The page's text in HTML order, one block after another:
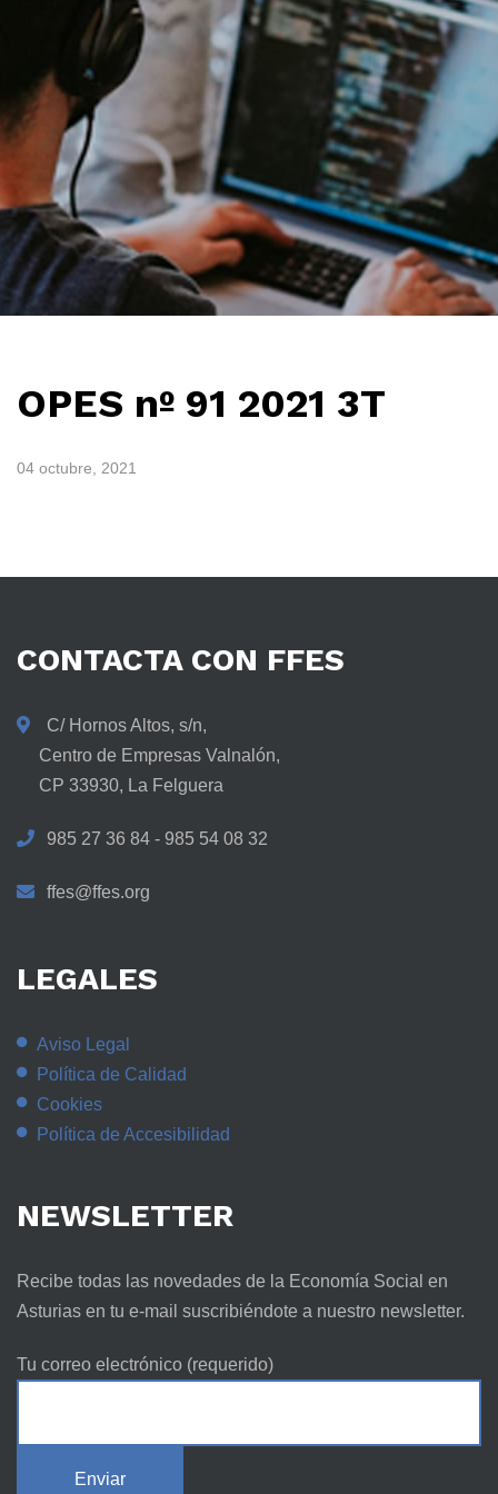
OPES nº 91 2021 3T
04 octubre, 2021
CONTACTA CON FFES
C/ Hornos Altos, s/n,
Centro de Empresas Valnalón,
CP 33930, La Felguera
985 27 36 84 - 985 54 08 32
ffes@ffes.org
LEGALES
Aviso Legal
Política de Calidad
Cookies
Política de Accesibilidad
NEWSLETTER
Recibe todas las novedades de la Economía Social en
Asturias en tu e-mail suscribiéndote a nuestro newsletter.
Tu correo electrónico (requerido)